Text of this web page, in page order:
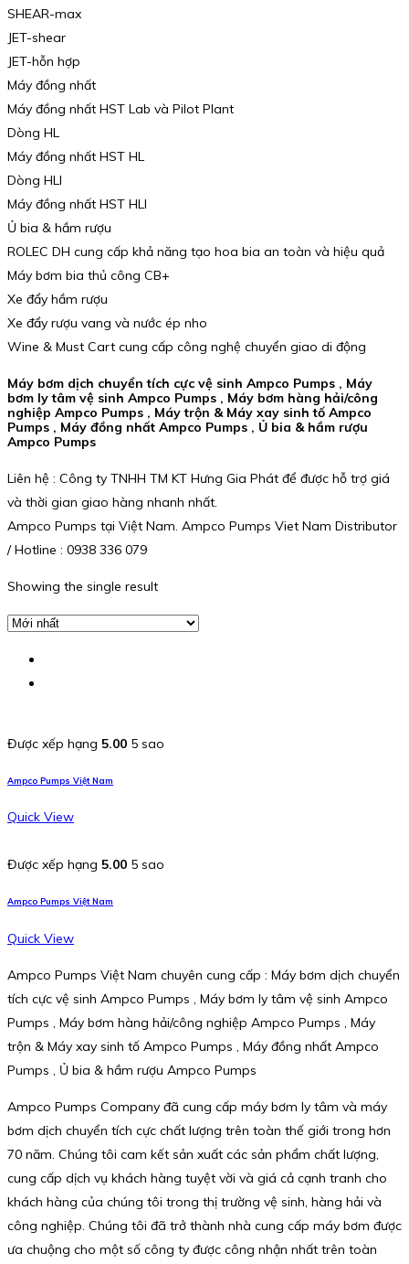
SHEAR-max
JET-shear
JET-hỗn hợp
Máy đồng nhất
Máy đồng nhất HST Lab và Pilot Plant
Dòng HL
Máy đồng nhất HST HL
Dòng HLI
Máy đồng nhất HST HLI
Ủ bia & hầm rượu
ROLEC DH cung cấp khả năng tạo hoa bia an toàn và hiệu quả
Máy bơm bia thủ công CB+
Xe đẩy hầm rượu
Xe đẩy rượu vang và nước ép nho
Wine & Must Cart cung cấp công nghệ chuyển giao di động
Máy bơm dịch chuyển tích cực vệ sinh Ampco Pumps , Máy
bơm ly tâm vệ sinh Ampco Pumps , Máy bơm hàng hải/công
nghiệp Ampco Pumps , Máy trộn & Máy xay sinh tố Ampco
Pumps , Máy đồng nhất Ampco Pumps , Ủ bia & hầm rượu
Ampco Pumps
Liên hệ : Công ty TNHH TM KT Hưng Gia Phát để được hỗ trợ giá
và thời gian giao hàng nhanh nhất.
Ampco Pumps tại Việt Nam. Ampco Pumps Viet Nam Distributor
/ Hotline : 0938 336 079
Showing the single result
Được xếp hạng 5.00 5 sao
Ampco Pumps Việt Nam
Quick View
Được xếp hạng 5.00 5 sao
Ampco Pumps Việt Nam
Quick View
Ampco Pumps Việt Nam chuyên cung cấp : Máy bơm dịch chuyển
tích cực vệ sinh Ampco Pumps , Máy bơm ly tâm vệ sinh Ampco
Pumps , Máy bơm hàng hải/công nghiệp Ampco Pumps , Máy
trộn & Máy xay sinh tố Ampco Pumps , Máy đồng nhất Ampco
Pumps , Ủ bia & hầm rượu Ampco Pumps
Ampco Pumps Company đã cung cấp máy bơm ly tâm và máy
bơm dịch chuyển tích cực chất lượng trên toàn thế giới trong hơn
70 năm. Chúng tôi cam kết sản xuất các sản phẩm chất lượng,
cung cấp dịch vụ khách hàng tuyệt vời và giá cả cạnh tranh cho
khách hàng của chúng tôi trong thị trường vệ sinh, hàng hải và
công nghiệp. Chúng tôi đã trở thành nhà cung cấp máy bơm được
ưa chuộng cho một số công ty được công nhận nhất trên toàn